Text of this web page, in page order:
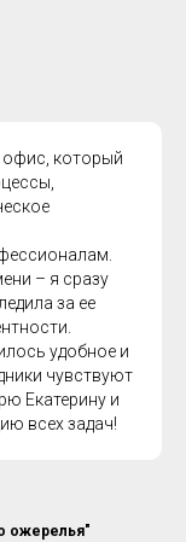
который
– я сразу
за ее
удобное и
чувствуют
Екатерину и
всех задач!
ожерелья"